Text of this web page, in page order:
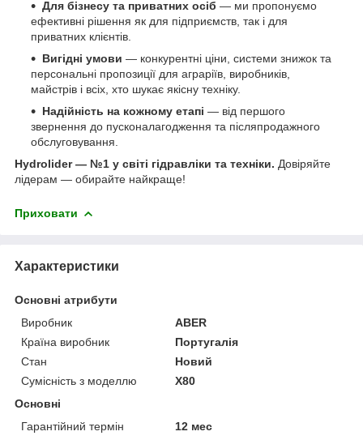
Для бізнесу та приватних осіб — ми пропонуємо
ефективні рішення як для підприємств, так і для
приватних клієнтів.
Вигідні умови — конкурентні ціни, системи знижок та
персональні пропозиції для аграріїв, виробників,
майстрів і всіх, хто шукає якісну техніку.
Надійність на кожному етапі — від першого
звернення до пусконалагодження та післяпродажного
обслуговування.
Hydrolider — №1 у світі гідравліки та техніки. Довіряйте
лідерам — обирайте найкраще!
Приховати
Характеристики
Основні атрибути
Виробник
ABER
Країна виробник
Португалія
Стан
Новий
Сумісність з моделлю
X80
Основні
Гарантійний термін
12 мес